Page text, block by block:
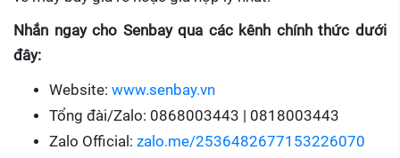
Nhắn ngay cho Senbay qua các kênh chính thức dưới
đây:
Website: www.senbay.vn
Tổng đài/Zalo: 0868003443 | 0818003443
Zalo Official: zalo.me/2536482677153226070